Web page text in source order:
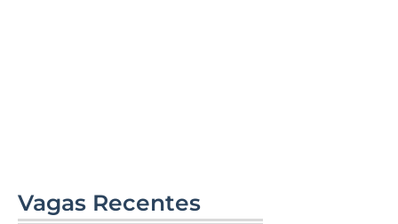
Vagas Recentes